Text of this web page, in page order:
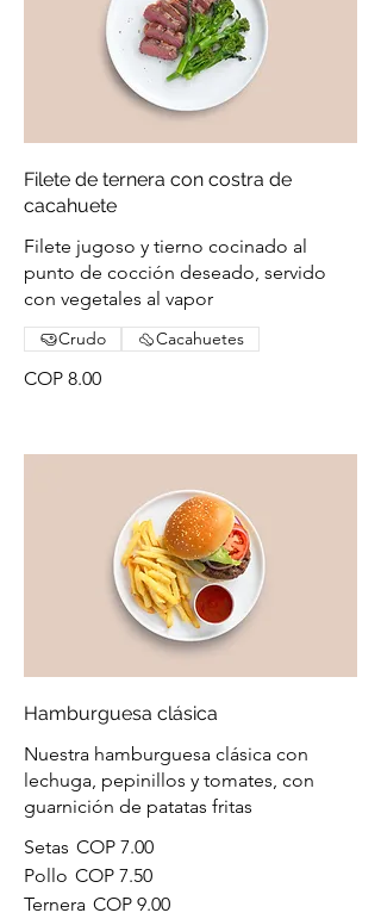
Filete de ternera con costra de
cacahuete
Filete jugoso y tierno cocinado al
punto de cocción deseado, servido
con vegetales al vapor
COP 8.00
Crudo Cacahuetes
Hamburguesa clásica
Nuestra hamburguesa clásica con
lechuga, pepinillos y tomates, con
guarnición de patatas fritas
Setas COP 7.00
Pollo COP 7.50
Ternera COP 9.00